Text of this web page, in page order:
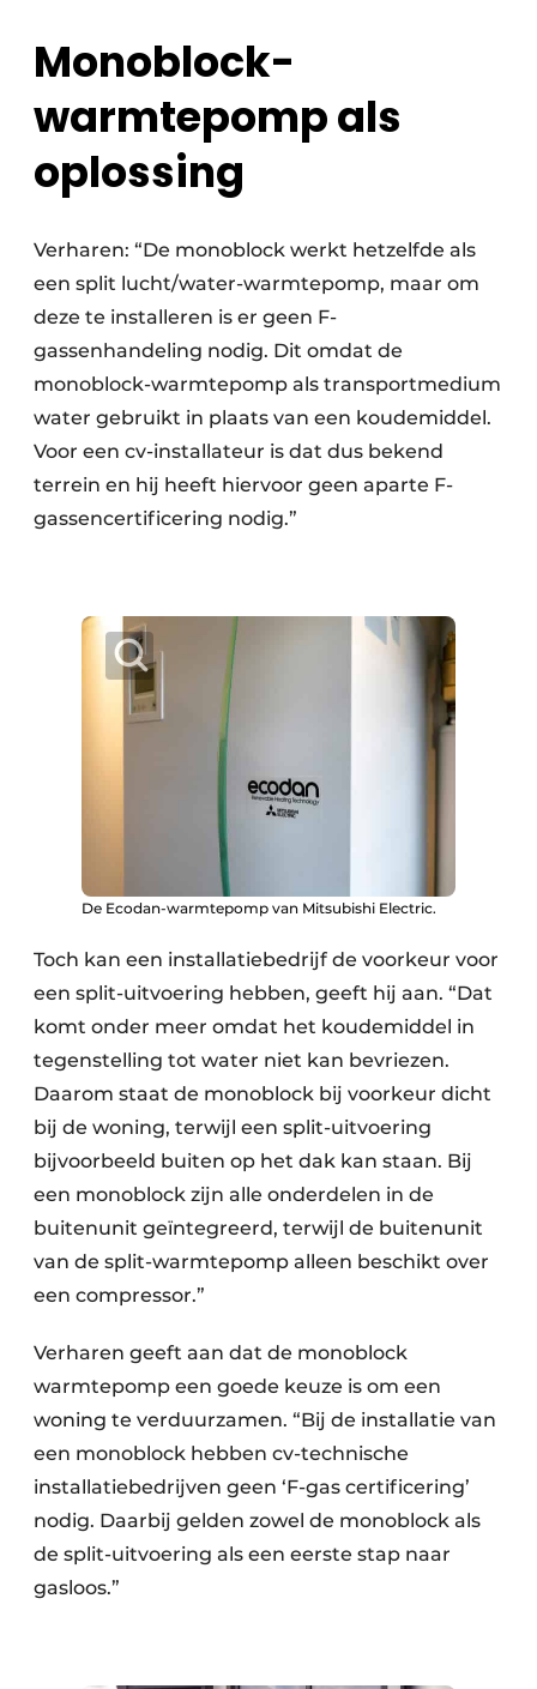
Monoblock-
warmtepomp als
oplossing
Verharen: “De monoblock werkt hetzelfde als
een split lucht/water-warmtepomp, maar om
deze te installeren is er geen F-
gassenhandeling nodig. Dit omdat de
monoblock-warmtepomp als transportmedium
water gebruikt in plaats van een koudemiddel.
Voor een cv-installateur is dat dus bekend
terrein en hij heeft hiervoor geen aparte F-
gassencertificering nodig.”
De Ecodan-warmtepomp van Mitsubishi Electric.
Toch kan een installatiebedrijf de voorkeur voor
een split-uitvoering hebben, geeft hij aan. “Dat
komt onder meer omdat het koudemiddel in
tegenstelling tot water niet kan bevriezen.
Daarom staat de monoblock bij voorkeur dicht
bij de woning, terwijl een split-uitvoering
bijvoorbeeld buiten op het dak kan staan. Bij
een monoblock zijn alle onderdelen in de
buitenunit geïntegreerd, terwijl de buitenunit
van de split-warmtepomp alleen beschikt over
een compressor.”
Verharen geeft aan dat de monoblock
warmtepomp een goede keuze is om een
woning te verduurzamen. “Bij de installatie van
een monoblock hebben cv-technische
installatiebedrijven geen ‘F-gas certificering’
nodig. Daarbij gelden zowel de monoblock als
de split-uitvoering als een eerste stap naar
gasloos.”